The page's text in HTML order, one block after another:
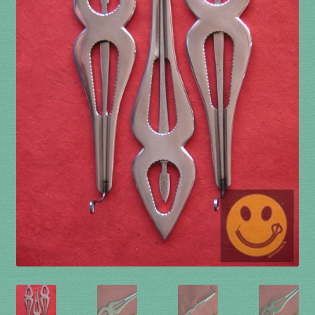
accordée
CERFS VOLANTS
Commande
Comment fabriquer une guimbarde….
Comment jouer de la guimbarde….
Conditions générales de ventes et mentions